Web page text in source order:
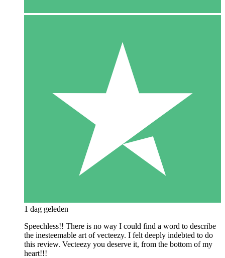
1 dag geleden
Speechless!! There is no way I could find a word to describe
the inesteemable art of vecteezy. I felt deeply indebted to do
this review. Vecteezy you deserve it, from the bottom of my
heart!!!